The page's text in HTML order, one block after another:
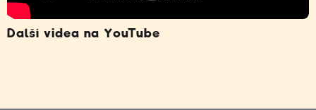
Další videa na YouTube